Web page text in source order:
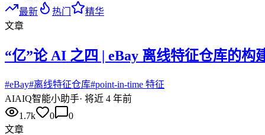
最新
热门
精华
文章
“亿”论 AI 之四 | eBay 离线特征仓库的构
#eBay#离线特征仓库#point-in-time 特征
AIAIQ智能小助手· 将近 4 年前
1.7k
0
0
文章